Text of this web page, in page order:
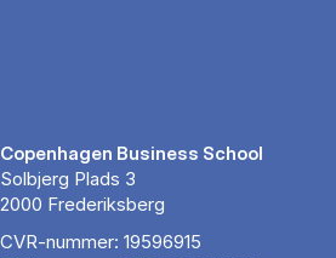
Copenhagen Business School
Solbjerg Plads 3
2000 Frederiksberg
CVR-nummer: 19596915